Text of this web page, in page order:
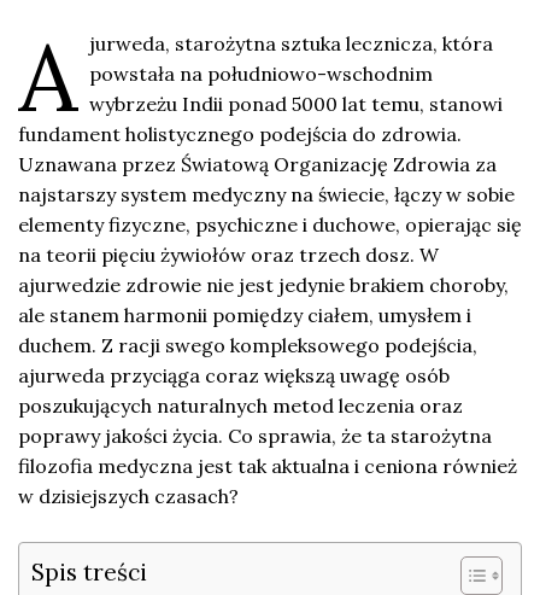
A jurweda, starożytna sztuka lecznicza, która
powstała na południowo-wschodnim
wybrzeżu Indii ponad 5000 lat temu, stanowi
fundament holistycznego podejścia do zdrowia.
Uznawana przez Światową Organizację Zdrowia za
najstarszy system medyczny na świecie, łączy w sobie
elementy fizyczne, psychiczne i duchowe, opierając się
na teorii pięciu żywiołów oraz trzech dosz. W
ajurwedzie zdrowie nie jest jedynie brakiem choroby,
ale stanem harmonii pomiędzy ciałem, umysłem i
duchem. Z racji swego kompleksowego podejścia,
ajurweda przyciąga coraz większą uwagę osób
poszukujących naturalnych metod leczenia oraz
poprawy jakości życia. Co sprawia, że ta starożytna
filozofia medyczna jest tak aktualna i ceniona również
w dzisiejszych czasach?
Spis treści